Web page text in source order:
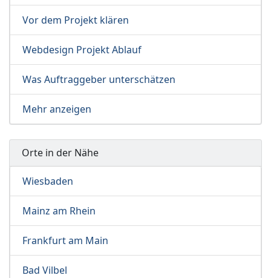
Vor dem Projekt klären
Webdesign Projekt Ablauf
Was Auftraggeber unterschätzen
Mehr anzeigen
Orte in der Nähe
Wiesbaden
Mainz am Rhein
Frankfurt am Main
Bad Vilbel